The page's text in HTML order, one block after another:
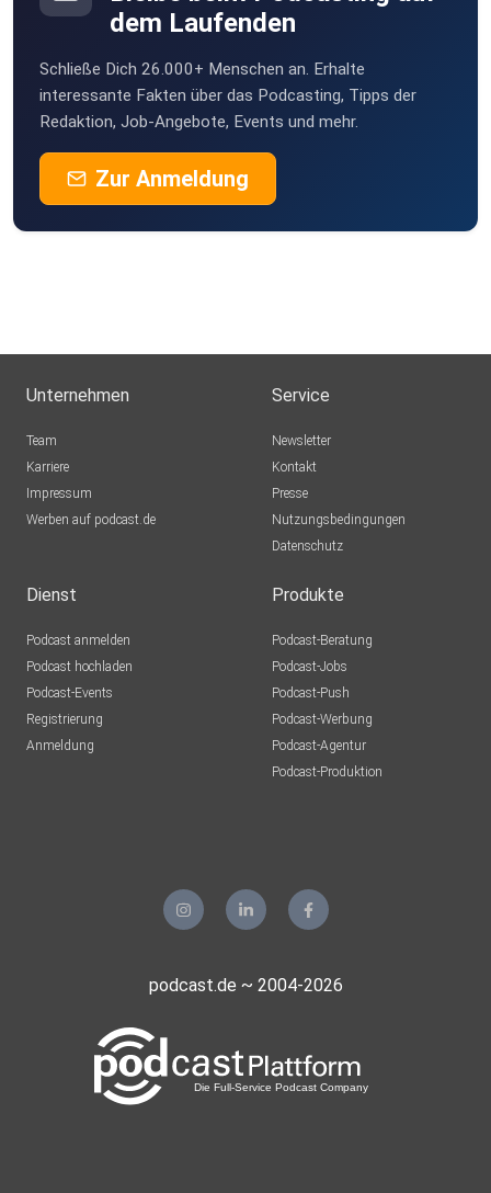
dem Laufenden
Schließe Dich 26.000+ Menschen an. Erhalte
interessante Fakten über das Podcasting, Tipps der
Redaktion, Job-Angebote, Events und mehr.
Zur Anmeldung
Unternehmen
Team
Karriere
Impressum
Werben auf podcast.de
Service
Newsletter
Kontakt
Presse
Nutzungsbedingungen
Datenschutz
Dienst
Podcast anmelden
Podcast hochladen
Podcast-Events
Registrierung
Anmeldung
Produkte
Podcast-Beratung
Podcast-Jobs
Podcast-Push
Podcast-Werbung
Podcast-Agentur
Podcast-Produktion
podcast.de ~ 2004-2026